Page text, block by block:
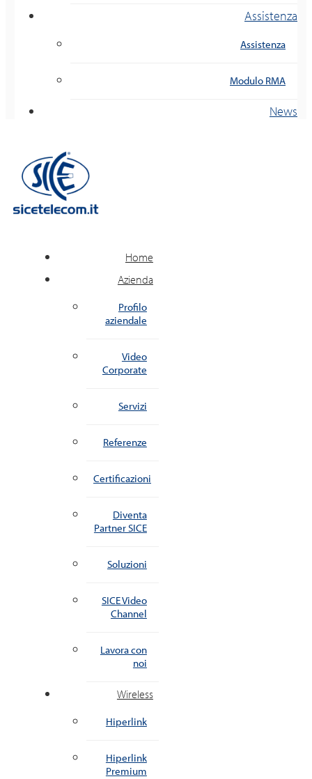
Assistenza
Assistenza
Modulo RMA
News
Home
Azienda
Profilo
aziendale
Video
Corporate
Servizi
Referenze
Certificazioni
Diventa
Partner SICE
Soluzioni
SICE Video
Channel
Lavora con
noi
Wireless
Hiperlink
Hiperlink
Premium